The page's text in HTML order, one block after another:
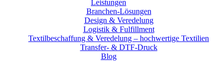
Leistungen
Branchen-Lösungen
Design & Veredelung
Logistik & Fulfillment
Textilbeschaffung & Veredelung – hochwertige Textilien
Transfer- & DTF-Druck
Blog